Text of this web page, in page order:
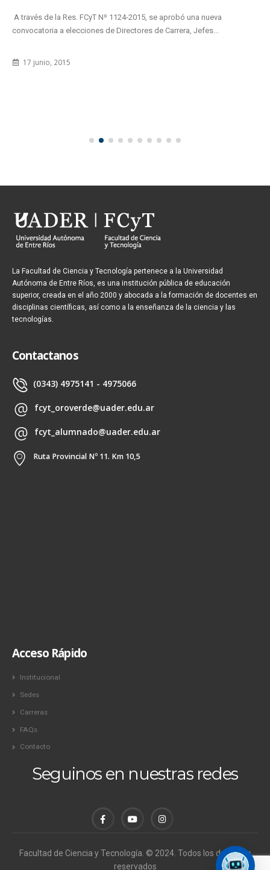
A través de la Res. FCyT Nº 1124-2015, se aprobó una nueva
convocatoria a elecciones de Directores de Carrera, Jefes...
17 junio, 2015
La Facultad de Ciencia y Tecnología pertenece a la Universidad
Autónoma de Entre Ríos, es una institución pública de educación
superior, creada en el año 2000 y abocada a la formación de docentes en
disciplinas científicas, así como a la enseñanza de la ciencia y las
tecnologías.
Contactanos
(0343) 4975141 - 4975066
fcyt_oroverde@uader.edu.ar
fcyt_alumnado@uader.edu.ar
Ruta Provincial Nº 11. Km 10,5
Acceso Rápido
Institucional
Sedes
Carreras
FAQs
Contacto
Seguinos en nuestras redes
Facultad de Ciencia y Tecnología. © 2024. Todos los derechos
reservados